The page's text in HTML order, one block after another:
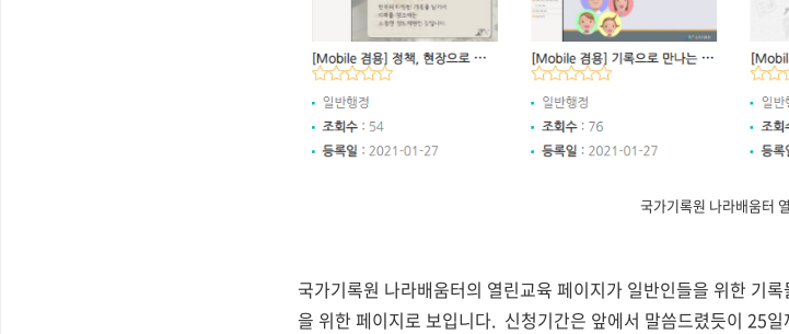
국가기록원 나라배움터
국가기록원 나라배움터의 열린교육 페이지가 일반인들을 위한 기
을 위한 페이지로 보입니다. 신청기간은 앞에서 말씀드렸듯이 25